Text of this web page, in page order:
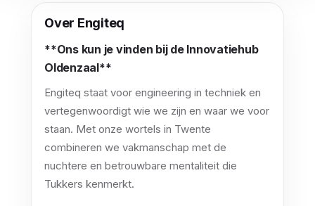
Over Engiteq
**Ons kun je vinden bij de Innovatiehub
Oldenzaal**
Engiteq staat voor engineering in techniek en
vertegenwoordigt wie we zijn en waar we voor
staan. Met onze wortels in Twente
combineren we vakmanschap met de
nuchtere en betrouwbare mentaliteit die
Tukkers kenmerkt.